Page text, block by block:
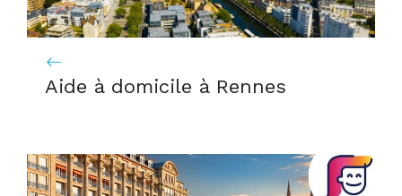
Aide à domicile à Rennes